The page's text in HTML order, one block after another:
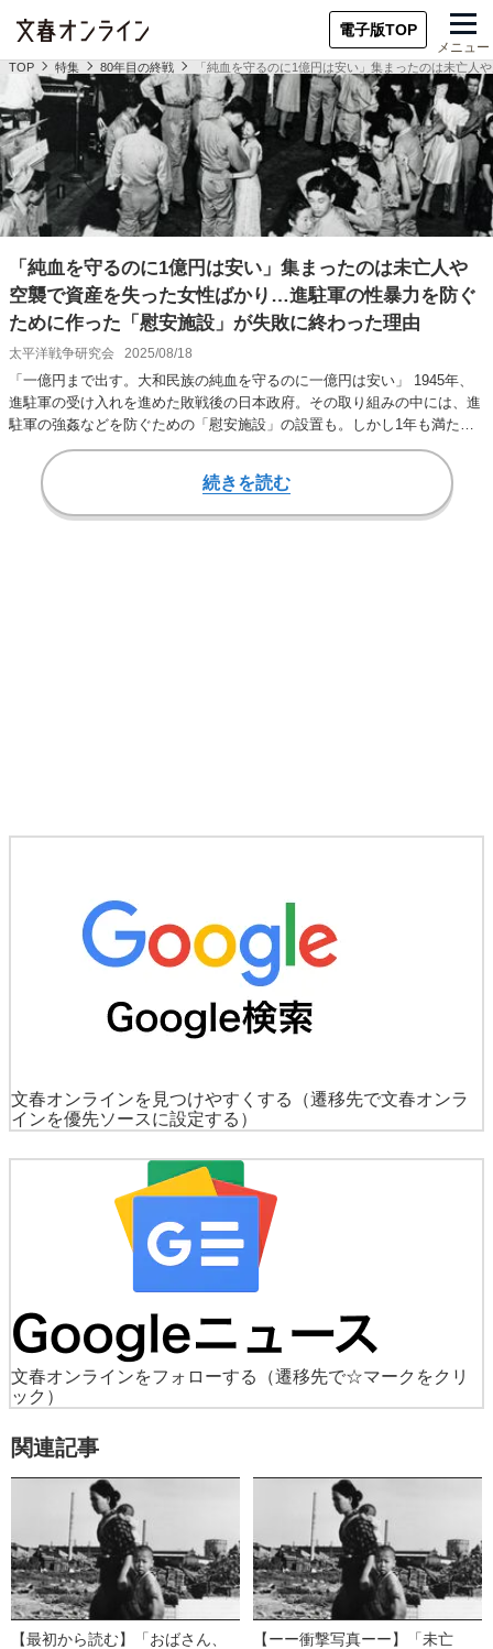
電子版TOP
メニュー
TOP 特集 80年目の終戦 「純血を守るのに1億円は安い」集まったのは未亡
「純血を守るのに1億円は安い」集まったのは未亡人や
空襲で資産を失った女性ばかり…進駐軍の性暴力を防ぐ
ために作った「慰安施設」が失敗に終わった理由
太平洋戦争研究会 2025/08/18
「一億円まで出す。大和民族の純血を守るのに一億円は安い」 1945年、
進駐軍の受け入れを進めた敗戦後の日本政府。その取り組みの中には、進
駐軍の強姦などを防ぐための「慰安施設」の設置も。しかし1年も満たな
いうちに同施設…
続きを読む
文春オンラインを見つけやすくする
（遷移先で文春オンラ
インを優先ソースに設定する）
文春オンラインをフォローする
（遷移先で☆マークをクリ
ック）
関連記事
【最初から読む】「おばさん、
【ーー衝撃写真ーー】「未亡